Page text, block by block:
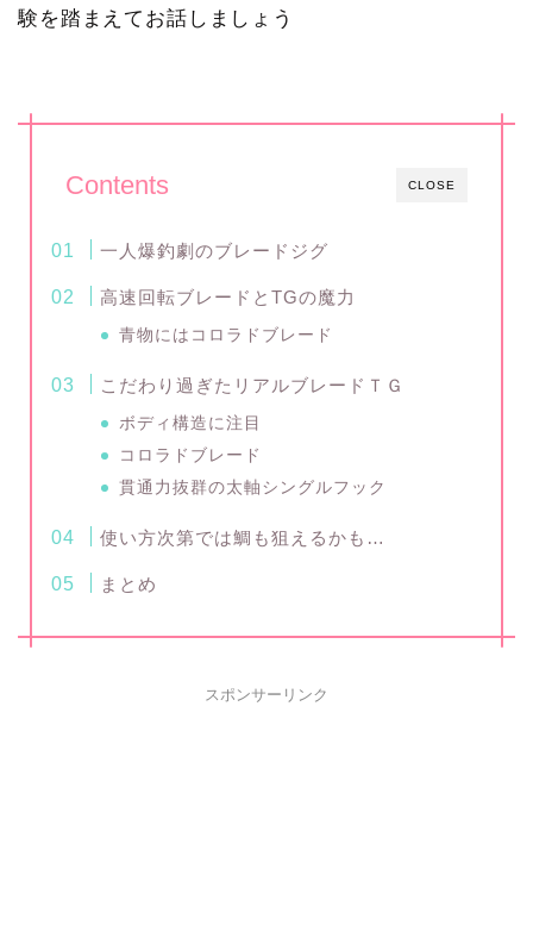
験を踏まえてお話しましょう
CLOSE
Contents
一人爆釣劇のブレードジグ
高速回転ブレードとTGの魔力
青物にはコロラドブレード
こだわり過ぎたリアルブレードＴＧ
ボディ構造に注目
コロラドブレード
貫通力抜群の太軸シングルフック
使い方次第では鯛も狙えるかも…
まとめ
スポンサーリンク